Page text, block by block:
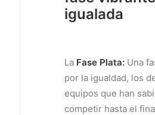
igualada
La Fase Plata: Una
por la igualdad, los
equipos que han
competir hasta el